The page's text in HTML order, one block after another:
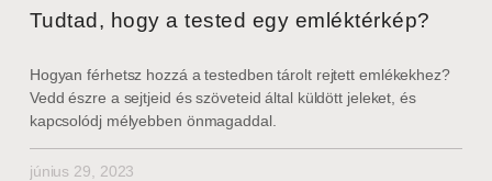
Tudtad, hogy a tested egy emléktérkép?
Hogyan férhetsz hozzá a testedben tárolt rejtett emlékekhez?
Vedd észre a sejtjeid és szöveteid által küldött jeleket, és
kapcsolódj mélyebben önmagaddal.
június 29, 2023